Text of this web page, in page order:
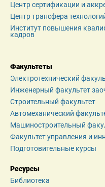
Центр сертификации и
Центр трансфера
Институт повышения
кадров
Факультеты
Электротехнический
Инженерный факультет
Строительный факультет
Автомеханический
Машиностроительный
Факультет управления и
Подготовительные курсы
Ресурсы
Библиотека